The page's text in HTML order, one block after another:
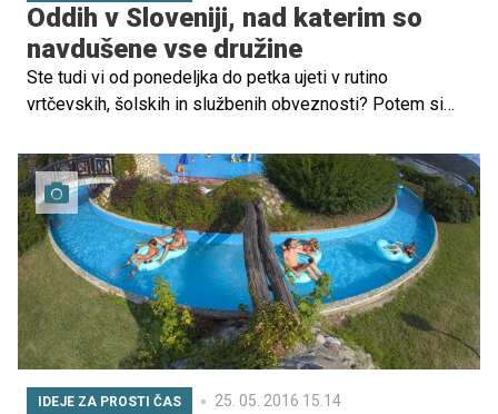
Oddih v Sloveniji, nad katerim so
navdušene vse družine
Ste tudi vi od ponedeljka do petka ujeti v rutino
vrtčevskih, šolskih in službenih obveznosti? Potem si
navihanost, skratka izvirni oddih, na katerem si boste
napolnili baterije. Privoščite si mini počitnice, ki
vključujejo tako razvajanje v hotelu kot tudi plavanje v
bazenu, sprehod po prekrasni dolenjski pokrajini, obisk
gradu, kolesarjenje, adrenalinski park in še in še bi lahko
naštevali.
IDEJE ZA PROSTI ČAS 25. 05. 2016 15.14